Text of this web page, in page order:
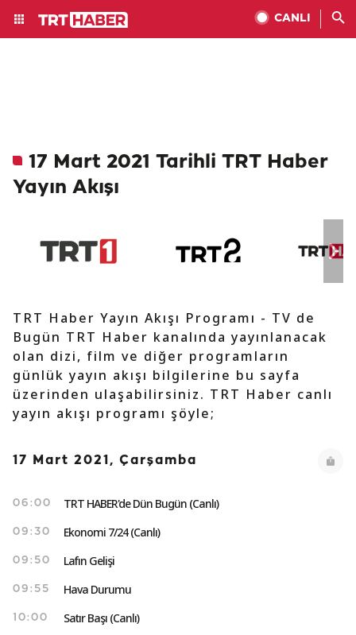
CANLI
17 Mart 2021 Tarihli TRT Haber
Yayın Akışı
TRT Haber Yayın Akışı Programı - TV de
Bugün TRT Haber kanalında yayınlanacak
olan dizi, film ve diğer programların
günlük yayın akışı bilgilerine bu sayfa
üzerinden ulaşabilirsiniz. TRT Haber canlı
yayın akışı programı şöyle;
17 Mart 2021, Çarşamba
06:00 TRT HABER'de Dün Bugün (Canlı)
09:30 Ekonomi 7/24 (Canlı)
09:50 Lafın Gelişi
09:55 Hava Durumu
10:00 Satır Başı (Canlı)